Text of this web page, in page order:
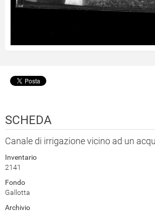
SCHEDA
Canale di irrigazione vicino ad un
Inventario
2141
Fondo
Gallotta
Archivio